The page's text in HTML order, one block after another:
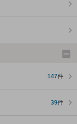
147件
39件